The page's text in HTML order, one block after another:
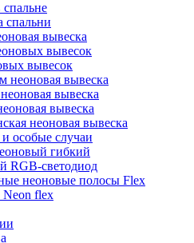
спальне
спальни
вывеска
вывесок
вывесок
неоновая вывеска
вывеска
вывеска
неоновая вывеска
особые случаи
гибкий
RGB-светодиод
неоновые полосы Flex
flex